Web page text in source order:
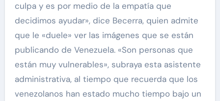
culpa y es por medio de la empatía que
decidimos ayudar», dice Becerra, quien admite
que le «duele» ver las imágenes que se están
publicando de Venezuela. «Son personas que
están muy vulnerables», subraya esta asistente
administrativa, al tiempo que recuerda que los
venezolanos han estado mucho tiempo bajo un